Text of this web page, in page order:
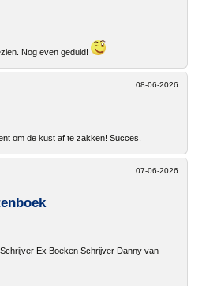
Nog even geduld!
08-06-2026
om de kust af te zakken! Succes.
07-06-2026
Ex Boeken Schrijver Danny van